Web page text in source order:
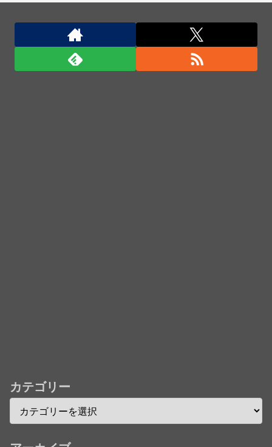
逮捕しろやｗｗｗ
米軍、長射程精密ミサイルほぼ使い切る…「危険な水
ジかな
Powered by livedoor 相互RSS
カテゴリー